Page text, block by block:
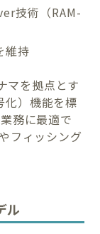
技術（RAM-
維持
マを拠点とす
化）機能を標
務に最適で
フィッシング
ル